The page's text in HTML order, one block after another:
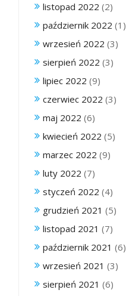
listopad 2022 (2)
październik 2022 (1)
wrzesień 2022 (3)
sierpień 2022 (3)
lipiec 2022 (9)
czerwiec 2022 (3)
maj 2022 (6)
kwiecień 2022 (5)
marzec 2022 (9)
luty 2022 (7)
styczeń 2022 (4)
grudzień 2021 (5)
listopad 2021 (7)
październik 2021 (6)
wrzesień 2021 (3)
sierpień 2021 (6)